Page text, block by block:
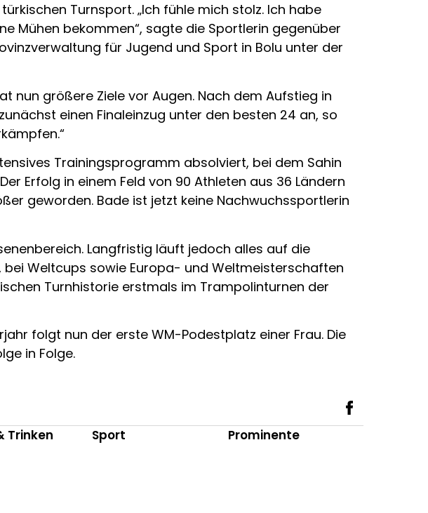
Turnsport. „Ich fühle mich stolz. Ich habe
Mühen bekommen“, sagte die Sportlerin gegenüber
für Jugend und Sport in Bolu unter der
nun größere Ziele vor Augen. Nach dem Aufstieg in
einen Finaleinzug unter den besten 24 an, so
Trainingsprogramm absolviert, bei dem Sahin
Erfolg in einem Feld von 90 Athleten aus 36 Ländern
geworden. Bade ist jetzt keine Nachwuchssportlerin
Langfristig läuft jedoch alles auf die
bei Weltcups sowie Europa- und Weltmeisterschaften
Turnhistorie erstmals im Trampolinturnen der
folgt nun der erste WM-Podestplatz einer Frau. Die
in Folge.
Trinken Sport Prominente